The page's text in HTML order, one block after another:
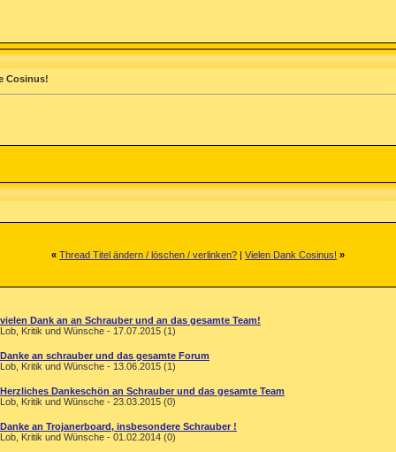
Cosinus!
« Thread Titel ändern / löschen / verlinken? | Vielen Dank Cosinus! »
vielen Dank an an Schrauber und an das gesamte Team!
Lob, Kritik und Wünsche - 17.07.2015 (1)
Danke an schrauber und das gesamte Forum
Lob, Kritik und Wünsche - 13.06.2015 (1)
Herzliches Dankeschön an Schrauber und das gesamte Team
Lob, Kritik und Wünsche - 23.03.2015 (0)
Danke an Trojanerboard, insbesondere Schrauber !
Lob, Kritik und Wünsche - 01.02.2014 (0)